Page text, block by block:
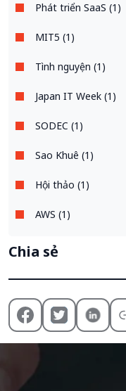
Phát triển SaaS (1)
MIT5 (1)
Tình nguyện (1)
Japan IT Week (1)
SODEC (1)
Sao Khuê (1)
Hội thảo (1)
AWS (1)
Chia sẻ